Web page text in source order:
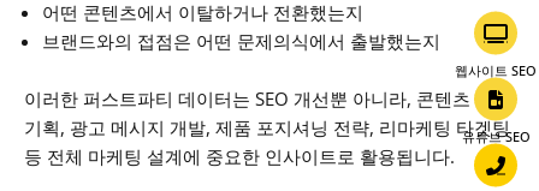
어떤 콘텐츠에서 이탈하거나 전환했는지
브랜드와의 접점은 어떤 문제의식에서 출발했는지
이러한 퍼스트파티 데이터는 SEO 개선뿐 아니라, 콘텐츠
기획, 광고 메시지 개발, 제품 포지셔닝 전략, 리마케팅 타겟팅
등 전체 마케팅 설계에 중요한 인사이트로 활용됩니다.
웹사이트 SEO
유튜브 SEO